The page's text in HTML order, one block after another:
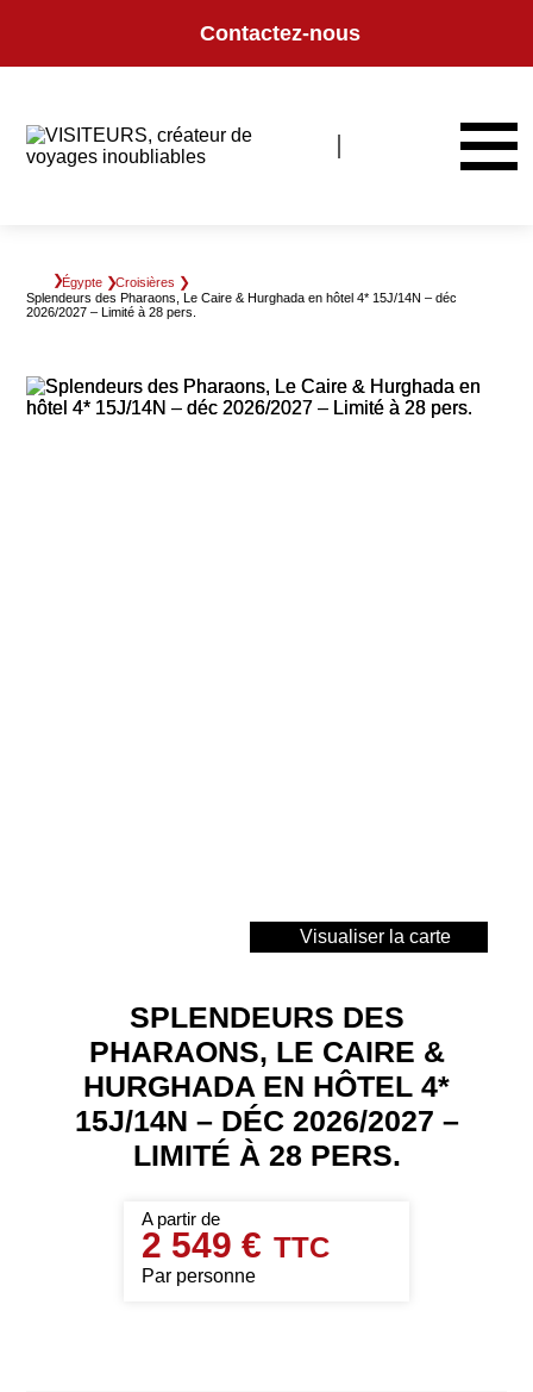
Contactez-nous
Égypte
Croisières
Splendeurs des Pharaons, Le Caire & Hurghada en hôtel 4* 15J/14N – déc
2026/2027 – Limité à 28 pers.
Visualiser la carte
SPLENDEURS DES
PHARAONS, LE CAIRE &
HURGHADA EN HÔTEL 4*
15J/14N – DÉC 2026/2027 –
LIMITÉ À 28 PERS.
2 549 €
Par personne